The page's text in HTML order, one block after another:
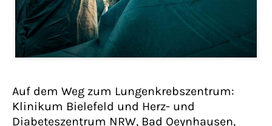
Auf dem Weg zum Lungenkrebszentrum:
Klinikum Bielefeld und Herz- und
Diabeteszentrum NRW, Bad Oeynhausen,